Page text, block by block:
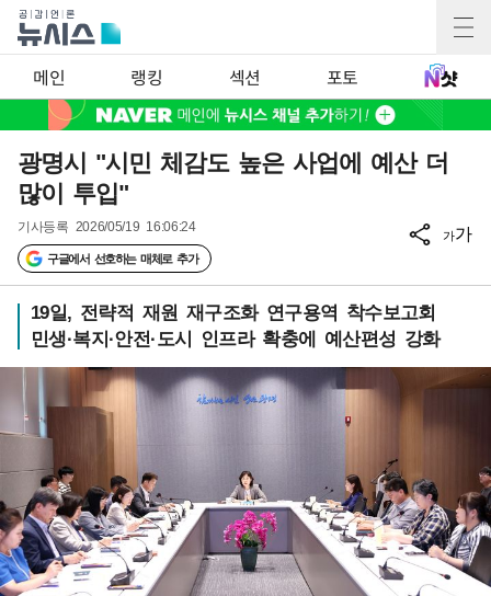
메인 랭킹 섹션 포토
광명시 "시민 체감도 높은 사업에 예산 더
많이 투입"
기사등록 2026/05/19 16:06:24
구글에서 선호하는 매체로 추가
가가
19일, 전략적 재원 재구조화 연구용역 착수보고회
민생·복지·안전·도시 인프라 확충에 예산편성 강화